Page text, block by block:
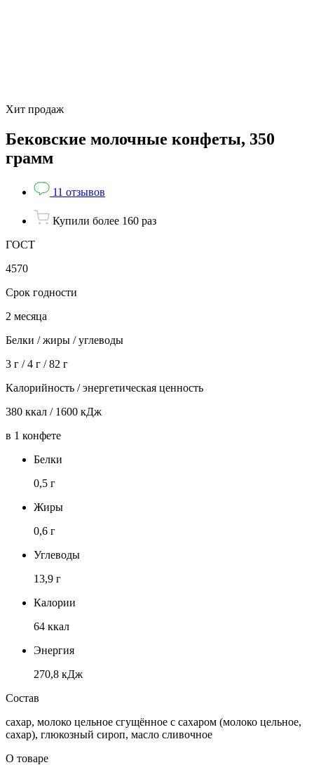
Хит продаж
Бековские молочные конфеты, 350
грамм
11 отзывов
Купили более 160 раз
ГОСТ
4570
Срок годности
2 месяца
Белки / жиры / углеводы
3 г / 4 г / 82 г
Калорийность / энергетическая ценность
380 ккал / 1600 кДж
в 1 конфете
Белки
0,5 г
Жиры
0,6 г
Углеводы
13,9 г
Калории
64 ккал
Энергия
270,8 кДж
Состав
сахар, молоко цельное сгущённое с сахаром (молоко цельное,
сахар), глюкозный сироп, масло сливочное
О товаре